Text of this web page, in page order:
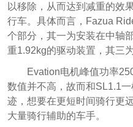
以移除，从而达到减重的效
行车。具体而言，Fazua
个部分，其一为安装在中轴
重1.92kg的驱动装置，其三
Evation电机峰值功率
数值并不高，故而和SL1.1
迹，想要在更短时间骑行更
大量骑行辅助的车手。